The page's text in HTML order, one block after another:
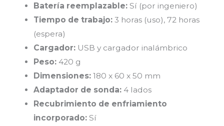
Batería reemplazable:Sí (por ingeniero)
Tiempo de trabajo:3 horas (uso), 72 horas
(espera)
Cargador:USB y cargador inalámbrico
Peso:420 g
Dimensiones:180 x 60 x 50 mm
Adaptador de sonda:4 lados
Recubrimiento de enfriamiento
incorporado:Sí